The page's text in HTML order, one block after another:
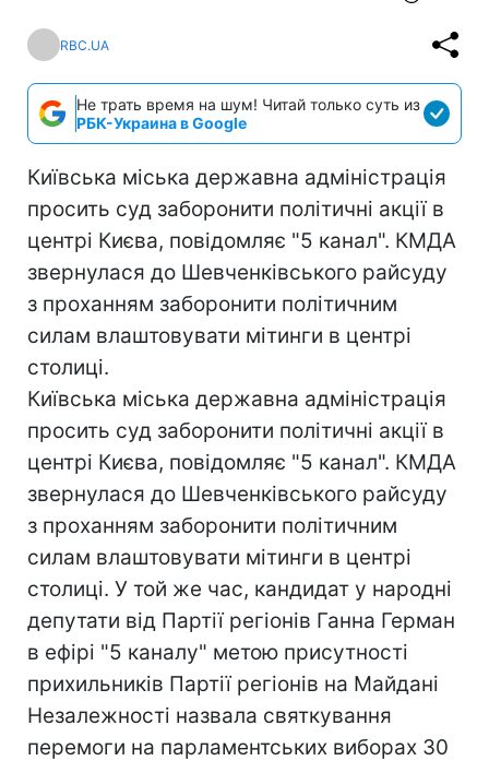
RBC.UA
Не трать время на шум! Читай только суть из
РБК-Украина в Google
Київська міська державна адміністрація
просить суд заборонити політичні акції в
центрі Києва, повідомляє "5 канал". КМДА
звернулася до Шевченківського райсуду
з проханням заборонити політичним
силам влаштовувати мітинги в центрі
столиці.
Київська міська державна адміністрація
просить суд заборонити політичні акції в
центрі Києва, повідомляє "5 канал". КМДА
звернулася до Шевченківського райсуду
з проханням заборонити політичним
силам влаштовувати мітинги в центрі
столиці. У той же час, кандидат у народні
депутати від Партії регіонів Ганна Герман
в ефірі "5 каналу" метою присутності
прихильників Партії регіонів на Майдані
Незалежності назвала святкування
перемоги на парламентських виборах 30